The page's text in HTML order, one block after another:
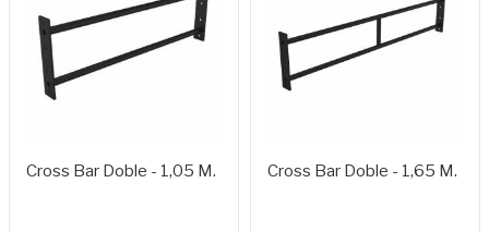
Cross Bar Doble - 1,05 M. Cross Bar Doble - 1,65 M.